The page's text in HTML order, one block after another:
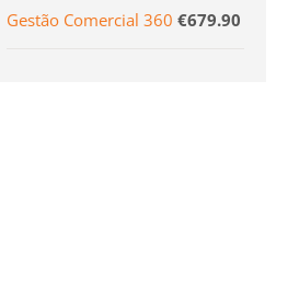
Gestão Comercial 360 €679.90